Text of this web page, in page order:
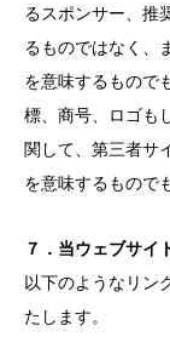
るスポンサー、推
るものではなく、
を意味するもので
標、商号、ロゴも
関して、第三者サ
を意味するもので
７．当ウェブサイ
以下のようなリン
たします。